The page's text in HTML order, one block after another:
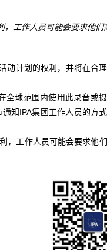
，工作人员可能会要求他们
动计划的权利，并将在合
全球范围内使用此录音或
知IPA集团工作人员的方
，工作人员可能会要求他